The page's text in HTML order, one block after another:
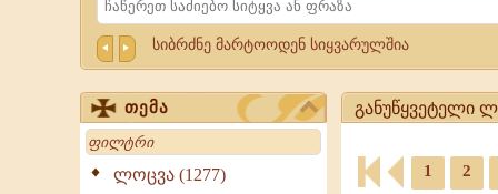
Search
სიბრძნე მარტოოდენ სიყვარულშია
თემა
Search
ლოცვა (1277)
განუწყვეტელი
ლოცვა
1 2